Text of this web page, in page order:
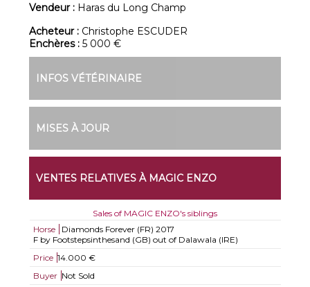
Vendeur : Haras du Long Champ
Acheteur : Christophe ESCUDER
Enchères :5 000 €
INFOS VÉTÉRINAIRE
MISES À JOUR
VENTES RELATIVES À MAGIC ENZO
Sales of MAGIC ENZO's siblings
Horse
Diamonds Forever (FR) 2017
F by Footstepsinthesand (GB) out of Dalawala (IRE)
Price 14.000 €
Buyer Not Sold